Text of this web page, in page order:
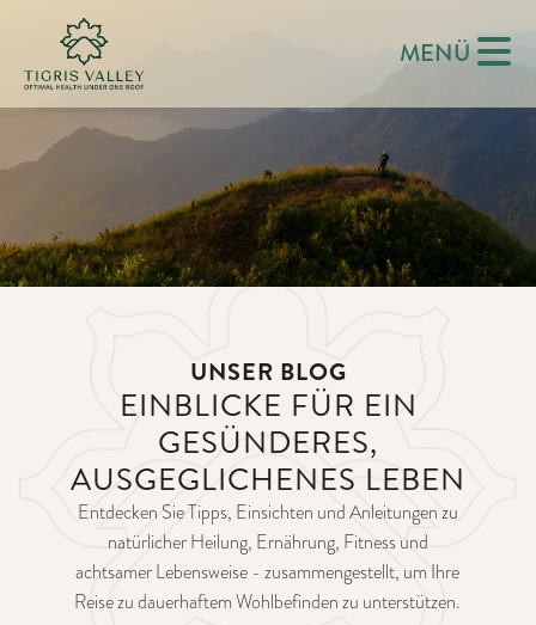
MENÜ
UNSER BLOG
EINBLICKE FÜR EIN
GESÜNDERES,
AUSGEGLICHENES LEBEN
Entdecken Sie Tipps, Einsichten und Anleitungen zu
natürlicher Heilung, Ernährung, Fitness und
achtsamer Lebensweise - zusammengestellt, um Ihre
Reise zu dauerhaftem Wohlbefinden zu unterstützen.